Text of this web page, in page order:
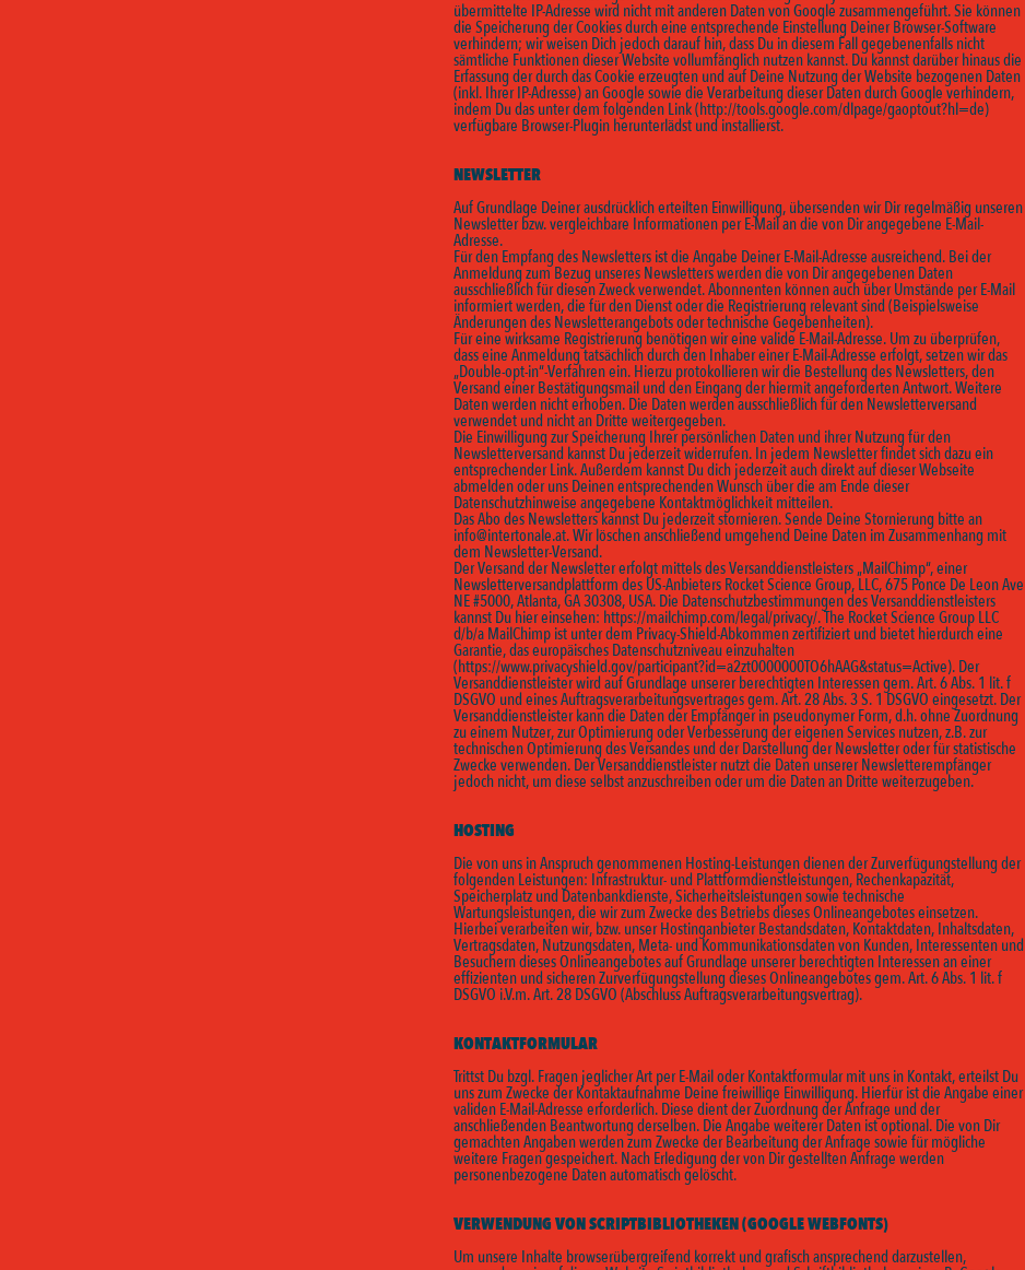
übermittelte IP-Adresse wird nicht mit anderen Daten von Google zusammengeführt. Sie können
die Speicherung der Cookies durch eine entsprechende Einstellung Deiner Browser-Software
verhindern; wir weisen Dich jedoch darauf hin, dass Du in diesem Fall gegebenenfalls nicht
sämtliche Funktionen dieser Website vollumfänglich nutzen kannst. Du kannst darüber hinaus die
Erfassung der durch das Cookie erzeugten und auf Deine Nutzung der Website bezogenen Daten
(inkl. Ihrer IP-Adresse) an Google sowie die Verarbeitung dieser Daten durch Google verhindern,
indem Du das unter dem folgenden Link (http://tools.google.com/dlpage/gaoptout?hl=de)
verfügbare Browser-Plugin herunterlädst und installierst.
NEWSLETTER
Auf Grundlage Deiner ausdrücklich erteilten Einwilligung, übersenden wir Dir regelmäßig unseren
Newsletter bzw. vergleichbare Informationen per E-Mail an die von Dir angegebene E-Mail-
Adresse.
Für den Empfang des Newsletters ist die Angabe Deiner E-Mail-Adresse ausreichend. Bei der
Anmeldung zum Bezug unseres Newsletters werden die von Dir angegebenen Daten
ausschließlich für diesen Zweck verwendet. Abonnenten können auch über Umstände per E-Mail
informiert werden, die für den Dienst oder die Registrierung relevant sind (Beispielsweise
Änderungen des Newsletterangebots oder technische Gegebenheiten).
Für eine wirksame Registrierung benötigen wir eine valide E-Mail-Adresse. Um zu überprüfen,
dass eine Anmeldung tatsächlich durch den Inhaber einer E-Mail-Adresse erfolgt, setzen wir das
„Double-opt-in“-Verfahren ein. Hierzu protokollieren wir die Bestellung des Newsletters, den
Versand einer Bestätigungsmail und den Eingang der hiermit angeforderten Antwort. Weitere
Daten werden nicht erhoben. Die Daten werden ausschließlich für den Newsletterversand
verwendet und nicht an Dritte weitergegeben.
Die Einwilligung zur Speicherung Ihrer persönlichen Daten und ihrer Nutzung für den
Newsletterversand kannst Du jederzeit widerrufen. In jedem Newsletter findet sich dazu ein
entsprechender Link. Außerdem kannst Du dich jederzeit auch direkt auf dieser Webseite
abmelden oder uns Deinen entsprechenden Wunsch über die am Ende dieser
Datenschutzhinweise angegebene Kontaktmöglichkeit mitteilen.
Das Abo des Newsletters kannst Du jederzeit stornieren. Sende Deine Stornierung bitte an
info@intertonale.at. Wir löschen anschließend umgehend Deine Daten im Zusammenhang mit
dem Newsletter-Versand.
Der Versand der Newsletter erfolgt mittels des Versanddienstleisters „MailChimp“, einer
Newsletterversandplattform des US-Anbieters Rocket Science Group, LLC, 675 Ponce De Leon Ave
NE #5000, Atlanta, GA 30308, USA. Die Datenschutzbestimmungen des Versanddienstleisters
kannst Du hier einsehen: https://mailchimp.com/legal/privacy/.The Rocket Science Group LLC
d/b/a MailChimp ist unter dem Privacy-Shield-Abkommen zertifiziert und bietet hierdurch eine
Garantie, das europäisches Datenschutzniveau einzuhalten
(https://www.privacyshield.gov/participant?id=a2zt0000000TO6hAAG&status=Active). Der
Versanddienstleister wird auf Grundlage unserer berechtigten Interessen gem. Art. 6 Abs. 1 lit. f
DSGVO und eines Auftragsverarbeitungsvertrages gem. Art. 28 Abs. 3 S. 1 DSGVO eingesetzt. Der
Versanddienstleister kann die Daten der Empfänger in pseudonymer Form, d.h. ohne Zuordnung
zu einem Nutzer, zur Optimierung oder Verbesserung der eigenen Services nutzen, z.B. zur
technischen Optimierung des Versandes und der Darstellung der Newsletter oder für statistische
Zwecke verwenden. Der Versanddienstleister nutzt die Daten unserer Newsletterempfänger
jedoch nicht, um diese selbst anzuschreiben oder um die Daten an Dritte weiterzugeben.
HOSTING
Die von uns in Anspruch genommenen Hosting-Leistungen dienen der Zurverfügungstellung der
folgenden Leistungen: Infrastruktur- und Plattformdienstleistungen, Rechenkapazität,
Speicherplatz und Datenbankdienste, Sicherheitsleistungen sowie technische
Wartungsleistungen, die wir zum Zwecke des Betriebs dieses Onlineangebotes einsetzen.
Hierbei verarbeiten wir, bzw. unser Hostinganbieter Bestandsdaten, Kontaktdaten, Inhaltsdaten,
Vertragsdaten, Nutzungsdaten, Meta- und Kommunikationsdaten von Kunden, Interessenten und
Besuchern dieses Onlineangebotes auf Grundlage unserer berechtigten Interessen an einer
effizienten und sicheren Zurverfügungstellung dieses Onlineangebotes gem. Art. 6 Abs. 1 lit. f
DSGVO i.V.m. Art. 28 DSGVO (Abschluss Auftragsverarbeitungsvertrag).
KONTAKTFORMULAR
Trittst Du bzgl. Fragen jeglicher Art per E-Mail oder Kontaktformular mit uns in Kontakt, erteilst Du
uns zum Zwecke der Kontaktaufnahme Deine freiwillige Einwilligung. Hierfür ist die Angabe einer
validen E-Mail-Adresse erforderlich. Diese dient der Zuordnung der Anfrage und der
anschließenden Beantwortung derselben. Die Angabe weiterer Daten ist optional. Die von Dir
gemachten Angaben werden zum Zwecke der Bearbeitung der Anfrage sowie für mögliche
weitere Fragen gespeichert. Nach Erledigung der von Dir gestellten Anfrage werden
personenbezogene Daten automatisch gelöscht.
VERWENDUNG VON SCRIPTBIBLIOTHEKEN (GOOGLE WEBFONTS)
Um unsere Inhalte browserübergreifend korrekt und grafisch ansprechend darzustellen,